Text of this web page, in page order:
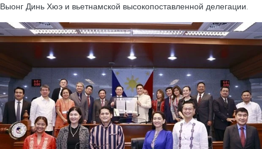
Выонг Динь Хюэ и вьетнамской высокопоставленной делегации.